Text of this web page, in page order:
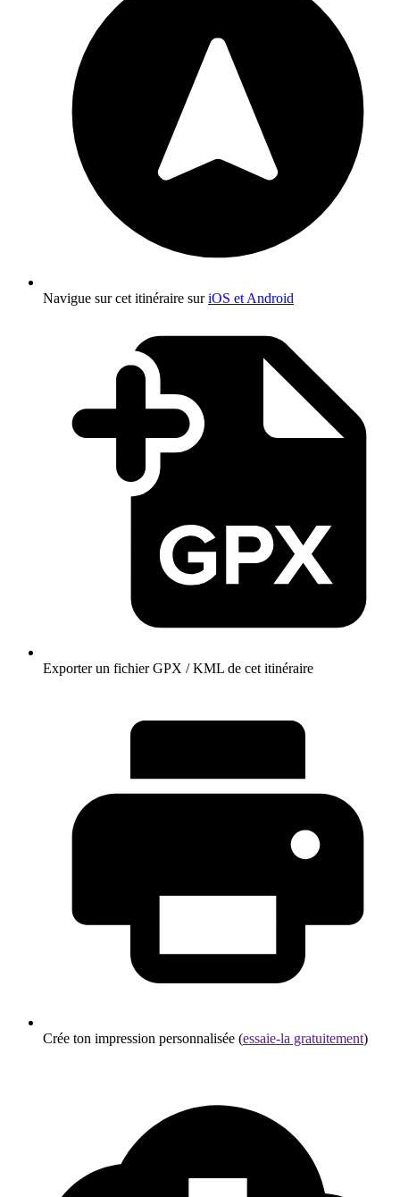
Navigue sur cet itinéraire suriOS et Android
Exporter un fichier GPX / KML de cet itinéraire
Crée ton impression personnalisée (essaie-la gratuitement)